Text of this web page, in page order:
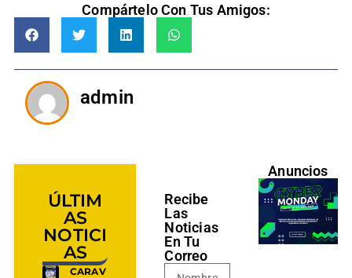
Compártelo Con Tus Amigos:
admin
ÚLTIM
AS
NOTICI
AS
CARAV
Recibe
Las
Noticias
En Tu
Correo
Anuncios